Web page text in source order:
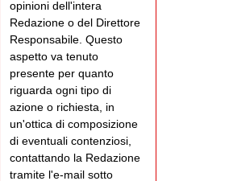
opinioni dell'intera
Redazione o del Direttore
Responsabile. Questo
aspetto va tenuto
presente per quanto
riguarda ogni tipo di
azione o richiesta, in
un'ottica di composizione
di eventuali contenziosi,
contattando la Redazione
tramite l'e-mail sotto